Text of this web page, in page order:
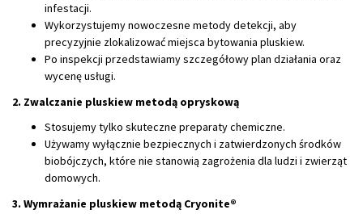
infestacji.
Wykorzystujemy nowoczesne metody detekcji, aby
precyzyjnie zlokalizować miejsca bytowania pluskiew.
Po inspekcji przedstawiamy szczegółowy plan działania oraz
wycenę usługi.
2. Zwalczanie pluskiew metodą opryskową
Stosujemy tylko skuteczne preparaty chemiczne.
Używamy wyłącznie bezpiecznych i zatwierdzonych środków
biobójczych, które nie stanowią zagrożenia dla ludzi i zwierząt
domowych.
3. Wymrażanie pluskiew metodą Cryonite®